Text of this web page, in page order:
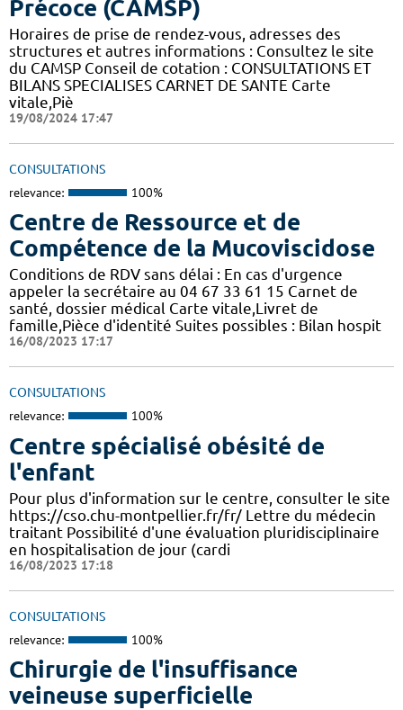
Précoce (CAMSP)
Horaires de prise de rendez-vous, adresses des
structures et autres informations : Consultez le site
du CAMSP Conseil de cotation : CONSULTATIONS ET
BILANS SPECIALISES CARNET DE SANTE Carte
vitale,Piè
19/08/2024 17:47
CONSULTATIONS
relevance: 100%
Centre de Ressource et de
Compétence de la Mucoviscidose
Conditions de RDV sans délai : En cas d'urgence
appeler la secrétaire au 04 67 33 61 15 Carnet de
santé, dossier médical Carte vitale,Livret de
famille,Pièce d'identité Suites possibles : Bilan hospit
16/08/2023 17:17
CONSULTATIONS
relevance: 100%
Centre spécialisé obésité de
l'enfant
Pour plus d'information sur le centre, consulter le site
https://cso.chu-montpellier.fr/fr/ Lettre du médecin
traitant Possibilité d'une évaluation pluridisciplinaire
en hospitalisation de jour (cardi
16/08/2023 17:18
CONSULTATIONS
relevance: 100%
Chirurgie de l'insuffisance
veineuse superficielle